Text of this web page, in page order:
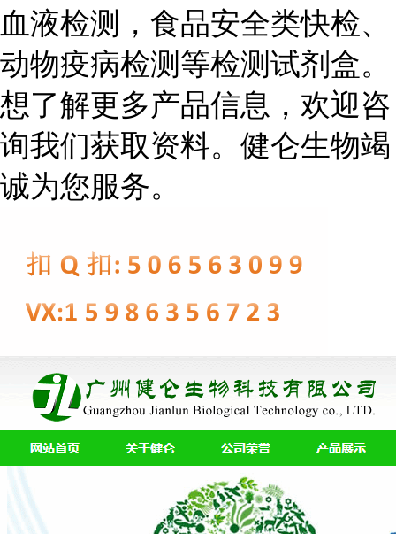
血液检测，食品安全类快检、
动物疫病检测等检测试剂盒。
想了解更多产品信息，欢迎咨
询我们获取资料。健仑生物竭
诚为您服务。